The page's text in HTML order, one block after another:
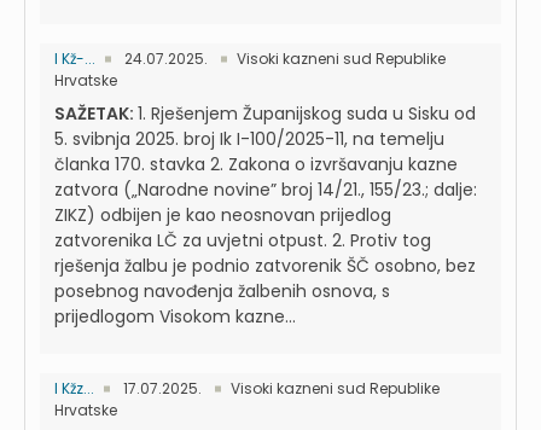
I Kž-... 24.07.2025.
Visoki kazneni sud Republike
Hrvatske
SAŽETAK: 1. Rješenjem Županijskog suda u Sisku od
5. svibnja 2025. broj Ik I-100/2025-11, na temelju
članka 170. stavka 2. Zakona o izvršavanju kazne
zatvora („Narodne novine” broj 14/21., 155/23.; dalje:
ZIKZ) odbijen je kao neosnovan prijedlog
zatvorenika LČ za uvjetni otpust. 2. Protiv tog
rješenja žalbu je podnio zatvorenik ŠČ osobno, bez
posebnog navođenja žalbenih osnova, s
prijedlogom Visokom kazne...
I Kžz... 17.07.2025.
Visoki kazneni sud Republike
Hrvatske